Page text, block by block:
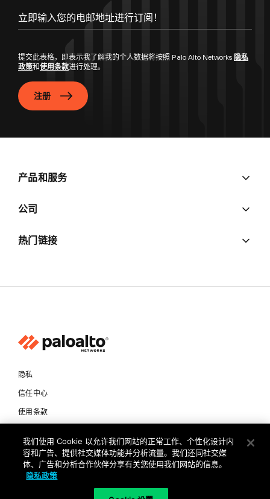
提交此表格，即表示我了解我的个人数据将按照 Palo Alto Networks 隐私
政策和使用条款进行处理。
注册
产品和服务
公司
热门链接
隐私
信任中心
使用条款
版权所有 © 2026 Palo Alto Networks。保留所有权利
我们使用 Cookie 以允许我们网站的正常工作、个性化设计内
容和广告、提供社交媒体功能并分析流量。我们还同社交媒
体、广告和分析合作伙伴分享有关您使用我们网站的信息。
隐私政策